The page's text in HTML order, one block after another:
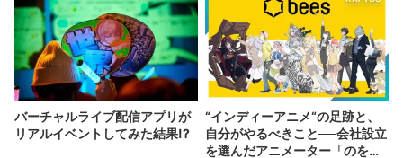
バーチャルライブ配信アプリが
リアルイベントしてみた結果!?
“インディーアニメ“の足跡と、
自分がやるべきこと──会社設立
を選んだアニメーター「のを